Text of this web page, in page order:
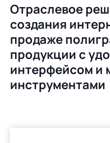
Отраслевое
создания
продаже
продукции с
интерфейсом и
инструментами